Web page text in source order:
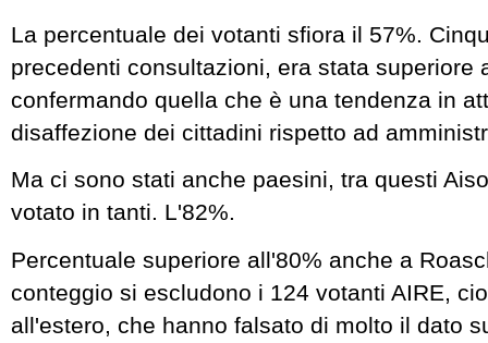
La percentuale dei votanti sfiora il 57%.
precedenti consultazioni, era stata superiore
confermando quella che è una tendenza in
disaffezione dei cittadini rispetto ad
Ma ci sono stati anche paesini, tra questi
votato in tanti. L'82%.
Percentuale superiore all'80% anche a
conteggio si escludono i 124 votanti AIRE,
all'estero, che hanno falsato di molto il dato